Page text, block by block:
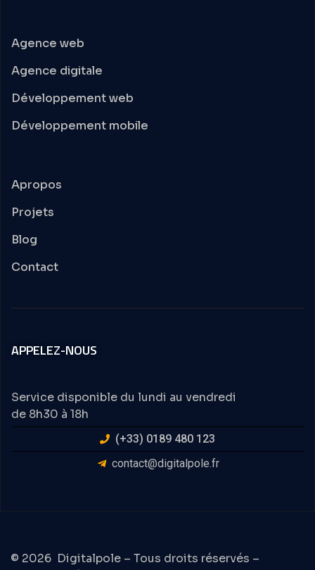
Agence web
Agence digitale
Développement web
Développement mobile
Apropos
Projets
Blog
Contact
APPELEZ-NOUS
Service disponible du lundi au vendredi
de 8h30 à 18h
(+33) 0189 480 123
contact@digitalpole.fr
© 2026 Digitalpole – Tous droits réservés –